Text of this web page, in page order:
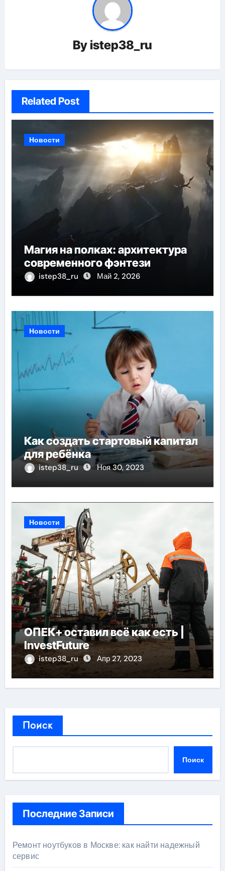
By istep38_ru
Related Post
Новости
Магия на полках: архитектура
современного фэнтези
istep38_ru Май 2, 2026
Новости
Как создать стартовый капитал
для ребёнка
istep38_ru Ноя 30, 2023
Новости
ОПЕК+ оставил всё как есть |
InvestFuture
istep38_ru Апр 27, 2023
Поиск
Поиск
Последние Записи
Ремонт ноутбуков в Москве: как найти надежный
сервис